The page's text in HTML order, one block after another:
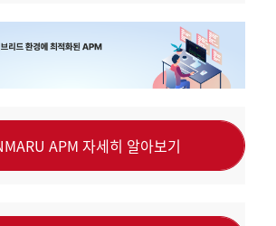
APM 자세히 알아보기